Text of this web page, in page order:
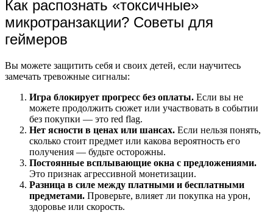
Как распознать «токсичные»
микротранзакции? Советы для
геймеров
Вы можете защитить себя и своих детей, если научитесь
замечать тревожные сигналы:
Игра блокирует прогресс без оплаты. Если вы не
можете продолжить сюжет или участвовать в событии
без покупки — это red flag.
Нет ясности в ценах или шансах. Если нельзя понять,
сколько стоит предмет или какова вероятность его
получения — будьте осторожны.
Постоянные всплывающие окна с предложениями.
Это признак агрессивной монетизации.
Разница в силе между платными и бесплатными
предметами. Проверьте, влияет ли покупка на урон,
здоровье или скорость.